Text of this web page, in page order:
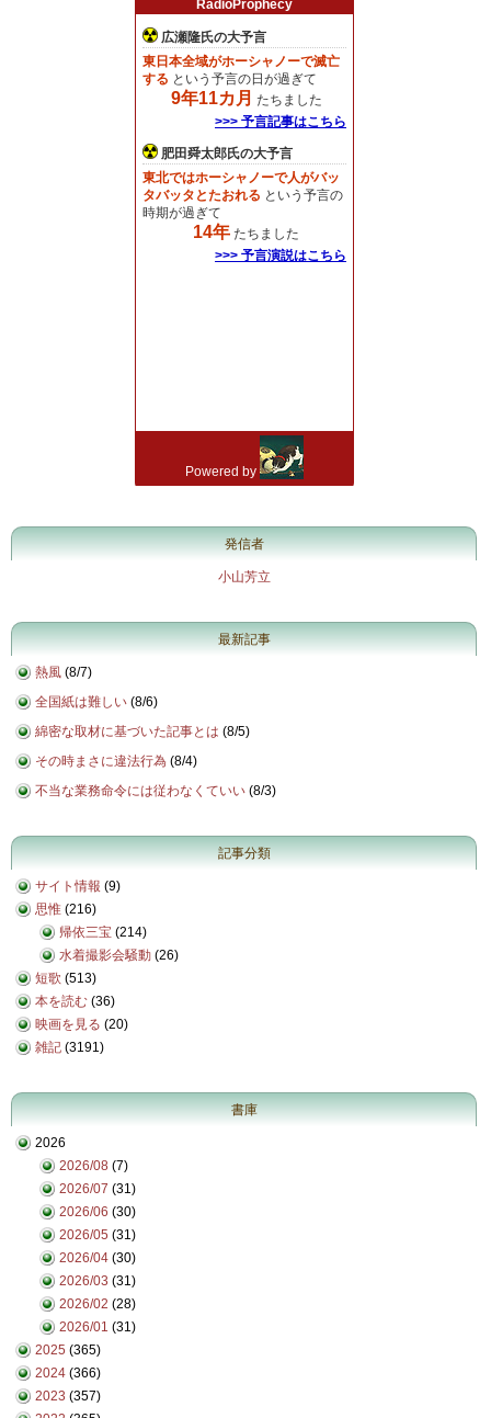
発信者
小山芳立
最新記事
熱風 (8/7)
全国紙は難しい (8/6)
綿密な取材に基づいた記事とは (8/5)
その時まさに違法行為 (8/4)
不当な業務命令には従わなくていい (8/3)
記事分類
サイト情報 (9)
思惟 (216)
帰依三宝 (214)
水着撮影会騒動 (26)
短歌 (513)
本を読む (36)
映画を見る (20)
雑記 (3191)
書庫
2026
2026/08 (7)
2026/07 (31)
2026/06 (30)
2026/05 (31)
2026/04 (30)
2026/03 (31)
2026/02 (28)
2026/01 (31)
2025 (365)
2024 (366)
2023 (357)